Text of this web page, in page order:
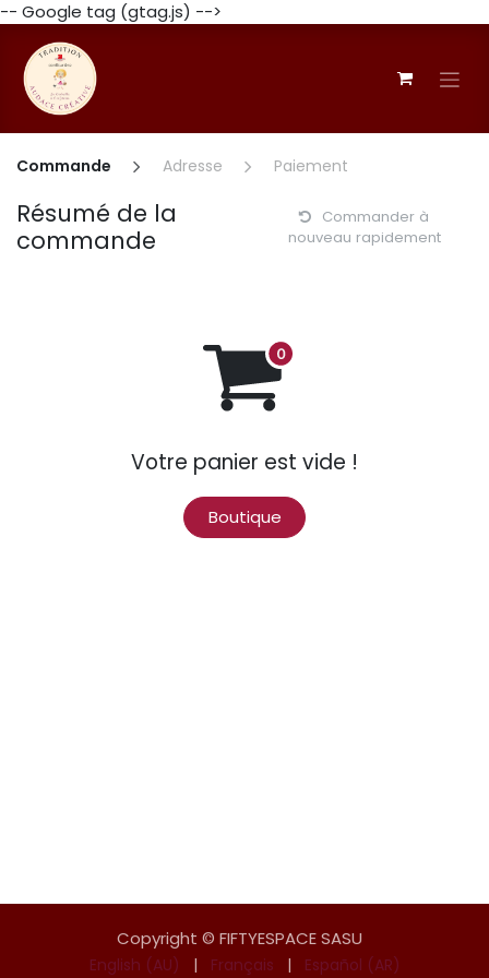
-- Google tag (gtag.js) -->
Commande Adresse Paiement
Résumé de la
commande
Commander à
nouveau rapidement
Votre panier est vide !
Boutique
Copyright © FIFTYESPACE SASU
English (AU) | Français | Español (AR)